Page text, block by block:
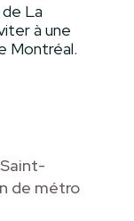
La
à une
Montréal.
de métro